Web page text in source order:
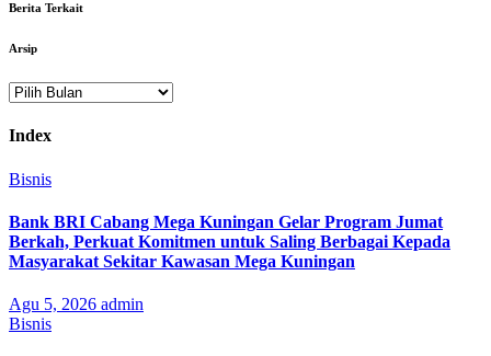
Berita Terkait
Arsip
Arsip
Index
Bisnis
Bank BRI Cabang Mega Kuningan Gelar Program Jumat
Berkah, Perkuat Komitmen untuk Saling Berbagai Kepada
Masyarakat Sekitar Kawasan Mega Kuningan
Agu 5, 2026 admin
Bisnis